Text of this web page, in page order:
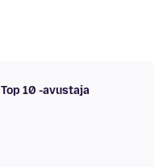
Top 10 -avustaja